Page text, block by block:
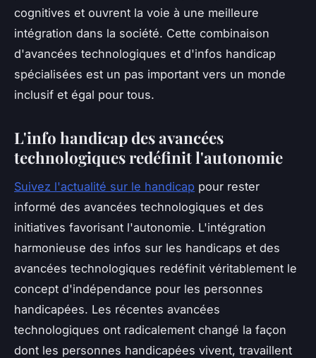
cognitives et ouvrent la voie à une meilleure
intégration dans la société. Cette combinaison
d'avancées technologiques et d'infos handicap
spécialisées est un pas important vers un monde
inclusif et égal pour tous.
L'info handicap des avancées
technologiques redéfinit l'autonomie
Suivez l'actualité sur le handicap pour rester
informé des avancées technologiques et des
initiatives favorisant l'autonomie. L'intégration
harmonieuse des infos sur les handicaps et des
avancées technologiques redéfinit véritablement le
concept d'indépendance pour les personnes
handicapées. Les récentes avancées
technologiques ont radicalement changé la façon
dont les personnes handicapées vivent, travaillent